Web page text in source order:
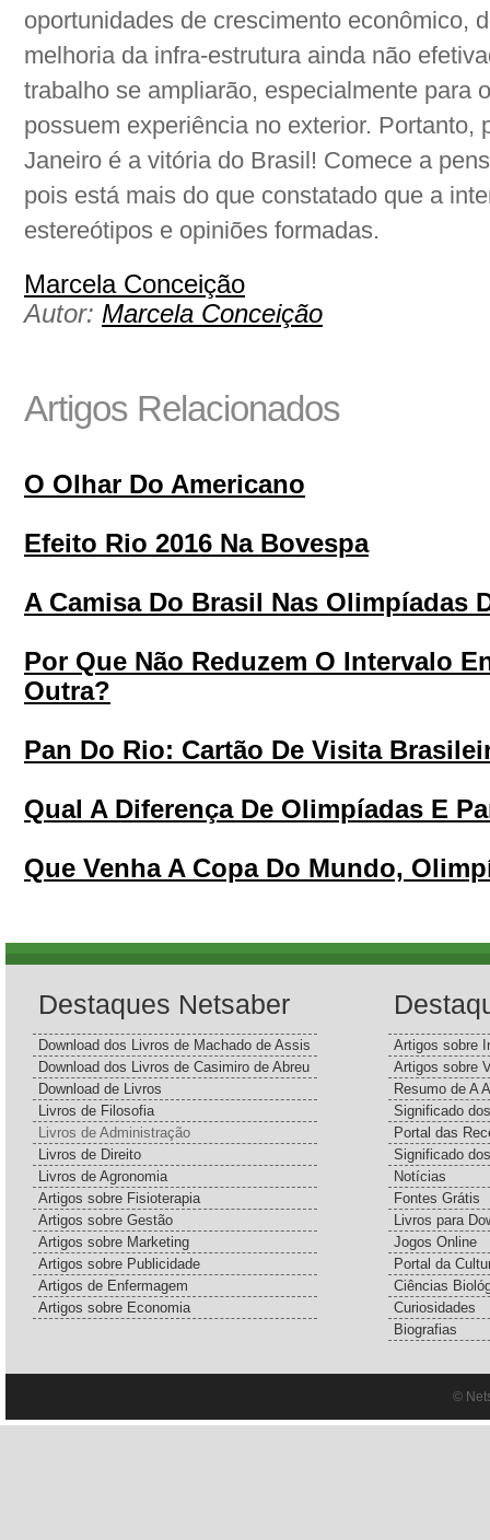
oportunidades de crescimento econômico,
melhoria da infra-estrutura ainda não
trabalho se ampliarão, especialmente para
possuem experiência no exterior. Portanto,
Janeiro é a vitória do Brasil! Comece a
pois está mais do que constatado que a
estereótipos e opiniões formadas.
Marcela Conceição
Autor: Marcela Conceição
Artigos Relacionados
O Olhar Do Americano
Efeito Rio 2016 Na Bovespa
A Camisa Do Brasil Nas Olimpíadas
Por Que Não Reduzem O Intervalo
Outra?
Pan Do Rio: Cartão De Visita
Qual A Diferença De Olimpíadas E
Que Venha A Copa Do Mundo,
Destaques Netsaber
Download dos Livros de Machado de Assis
Download dos Livros de Casimiro de Abreu
Download de Livros
Livros de Filosofia
Livros de Administração
Livros de Direito
Livros de Agronomia
Artigos sobre Fisioterapia
Artigos sobre Gestão
Artigos sobre Marketing
Artigos sobre Publicidade
Artigos de Enfermagem
Artigos sobre Economia
Artigos sobre
Artigos sobre
Resumo de A
Significado
Portal das
Significado
Notícias
Fontes Grátis
Livros para
Jogos Online
Portal da
Ciências
Curiosidades
Biografias
©